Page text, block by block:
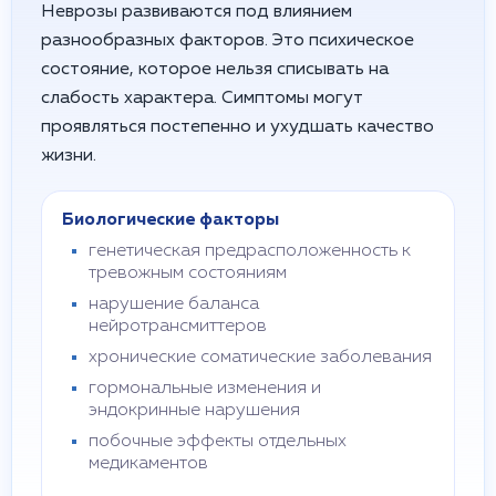
Неврозы развиваются под влиянием
разнообразных факторов. Это психическое
состояние, которое нельзя списывать на
слабость характера. Симптомы могут
проявляться постепенно и ухудшать качество
жизни.
Биологические факторы
генетическая предрасположенность к
тревожным состояниям
нарушение баланса
нейротрансмиттеров
хронические соматические заболевания
гормональные изменения и
эндокринные нарушения
побочные эффекты отдельных
медикаментов